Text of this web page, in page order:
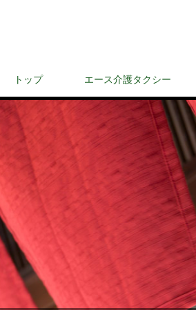
トップ エース介護タクシー